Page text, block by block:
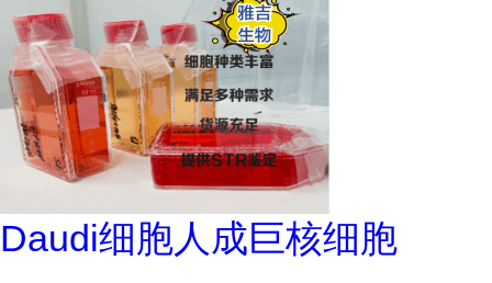
Daudi细胞人成巨核细胞